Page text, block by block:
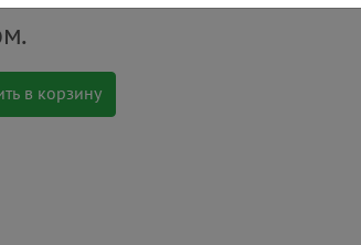
в корзину